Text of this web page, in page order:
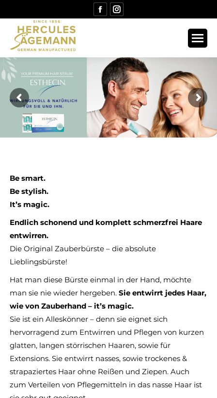
Facebook
new
window
new
window
Be smart.
Be stylish.
It’s magic.
Endlich schonend und komplett schmerzfrei Haare
entwirren.
Die Original Zauberbürste – die absolute
Lieblingsbürste!
Hat man diese Bürste einmal in der Hand, möchte
man sie nie wieder hergeben. Sie entwirrt jedes Haar,
wie von Zauberhand – it’s magic.
Sie ist ein Alleskönner – denn sie eignet sich
hervorragend zum Entwirren und Pflegen von kurzen
glatten, langen störrischen Haaren, sowie für
Extensions. Sie entwirrt nasses, sowie trockenes &
strapaziertes Haar ohne Reißen und Ziepen. Auch
zum Verteilen von Pflegemitteln in das nasse Haar ist